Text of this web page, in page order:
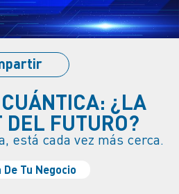
¿LA
DEL FUTURO?
está cada vez más cerca.
De Tu Negocio